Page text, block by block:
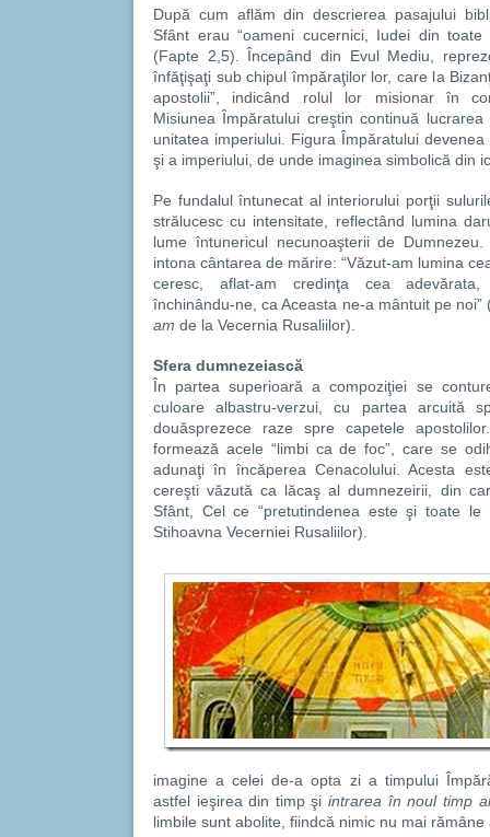
După cum aflăm din descrierea pasajului
Sfânt erau “oameni cucernici, Iudei din
(Fapte 2,5). Începând din Evul Mediu,
înfăţişaţi sub chipul împăraţilor lor, care la
apostolii”, indicând rolul lor misionar în
Misiunea Împăratului creştin continuă
unitatea imperiului. Figura Împăratului
şi a imperiului, de unde imaginea simbolică din
Pe fundalul întunecat al interiorului porţii
strălucesc cu intensitate, reflectând lumina
lume întunericul necunoaşterii de
intona cântarea de mărire: “Văzut-am lumina
ceresc, aflat-am credinţa cea adevărata,
închinându-ne, ca Aceasta ne-a mântuit pe
am de la Vecernia Rusaliilor).
Sfera dumnezeiască
În partea superioară a compoziţiei se
culoare albastru-verzui, cu partea arcuită
douăsprezece raze spre capetele
formează acele “limbi ca de foc”, care se
adunaţi în încăperea Cenacolului. Acesta
cereşti văzută ca lăcaş al dumnezeirii, din
Sfânt, Cel ce “pretutindenea este şi toate
Stihoavna Vecerniei Rusaliilor).
imagine a celei de-a opta zi a timpului
astfel ieşirea din timp şiintrarea în noul timp
limbile sunt abolite, fiindcă nimic nu mai